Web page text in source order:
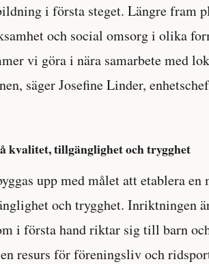
i första steget. Längre fram
och social omsorg i olika
vi göra i nära samarbete med
säger Josefine Linder,
kvalitet, tillgänglighet och trygghet
upp med målet att etablera en
och trygghet. Inriktningen
i första hand riktar sig till barn
resurs för föreningsliv och